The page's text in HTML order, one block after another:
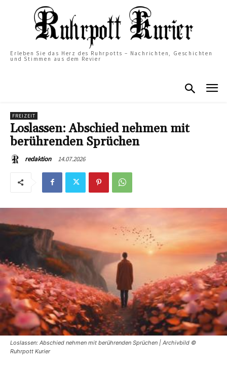
Erleben Sie das Herz des Ruhrpotts – Nachrichten, Geschichten
und Stimmen aus dem Revier
FREIZEIT
Loslassen: Abschied nehmen mit
berührenden Sprüchen
redaktion 14.07.2026
Loslassen: Abschied nehmen mit berührenden Sprüchen | Archivbild ©
Ruhrpott Kurier